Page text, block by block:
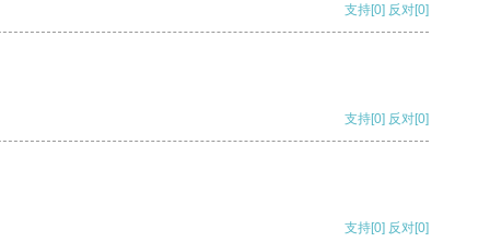
支持[0] 反对[0]
支持[0] 反对[0]
支持[0] 反对[0]